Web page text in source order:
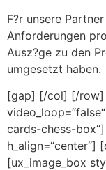
F?r unsere
Anforderungen
Ausz?ge zu den
umgesetzt haben.
[gap] [/col] [/row]
cards-chess-box“]
h_align=“center“]
[ux_image_box